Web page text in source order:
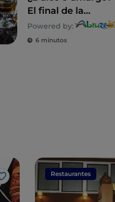
El final de la
comida tradicional
en los Abruzos
Powered by:
6 minutos
Me gusta
Restaurantes